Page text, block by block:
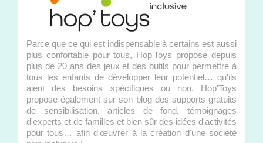
Parce que ce qui est indispensable à certains est aussi
plus confortable pour tous, Hop'Toys propose depuis
plus de 20 ans des jeux et des outils pour permettre à
tous les enfants de développer leur potentiel… qu'ils
aient des besoins spécifiques ou non. Hop'Toys
propose également sur son blog des supports gratuits
de sensibilisation, articles de fond, témoignages
d'experts et de familles et bien sûr des idées d'activités
pour tous… afin d'œuvrer à la création d'une société